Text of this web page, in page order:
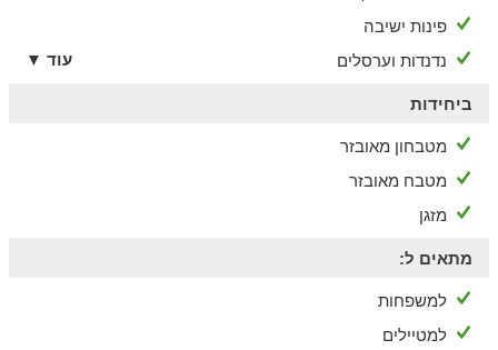
פינות ישיבה
נדנדות וערסלים
עוד ▼
ביחידות
מטבחון מאובזר
מטבח מאובזר
מזגן
מתאים ל:
למשפחות
למטיילים